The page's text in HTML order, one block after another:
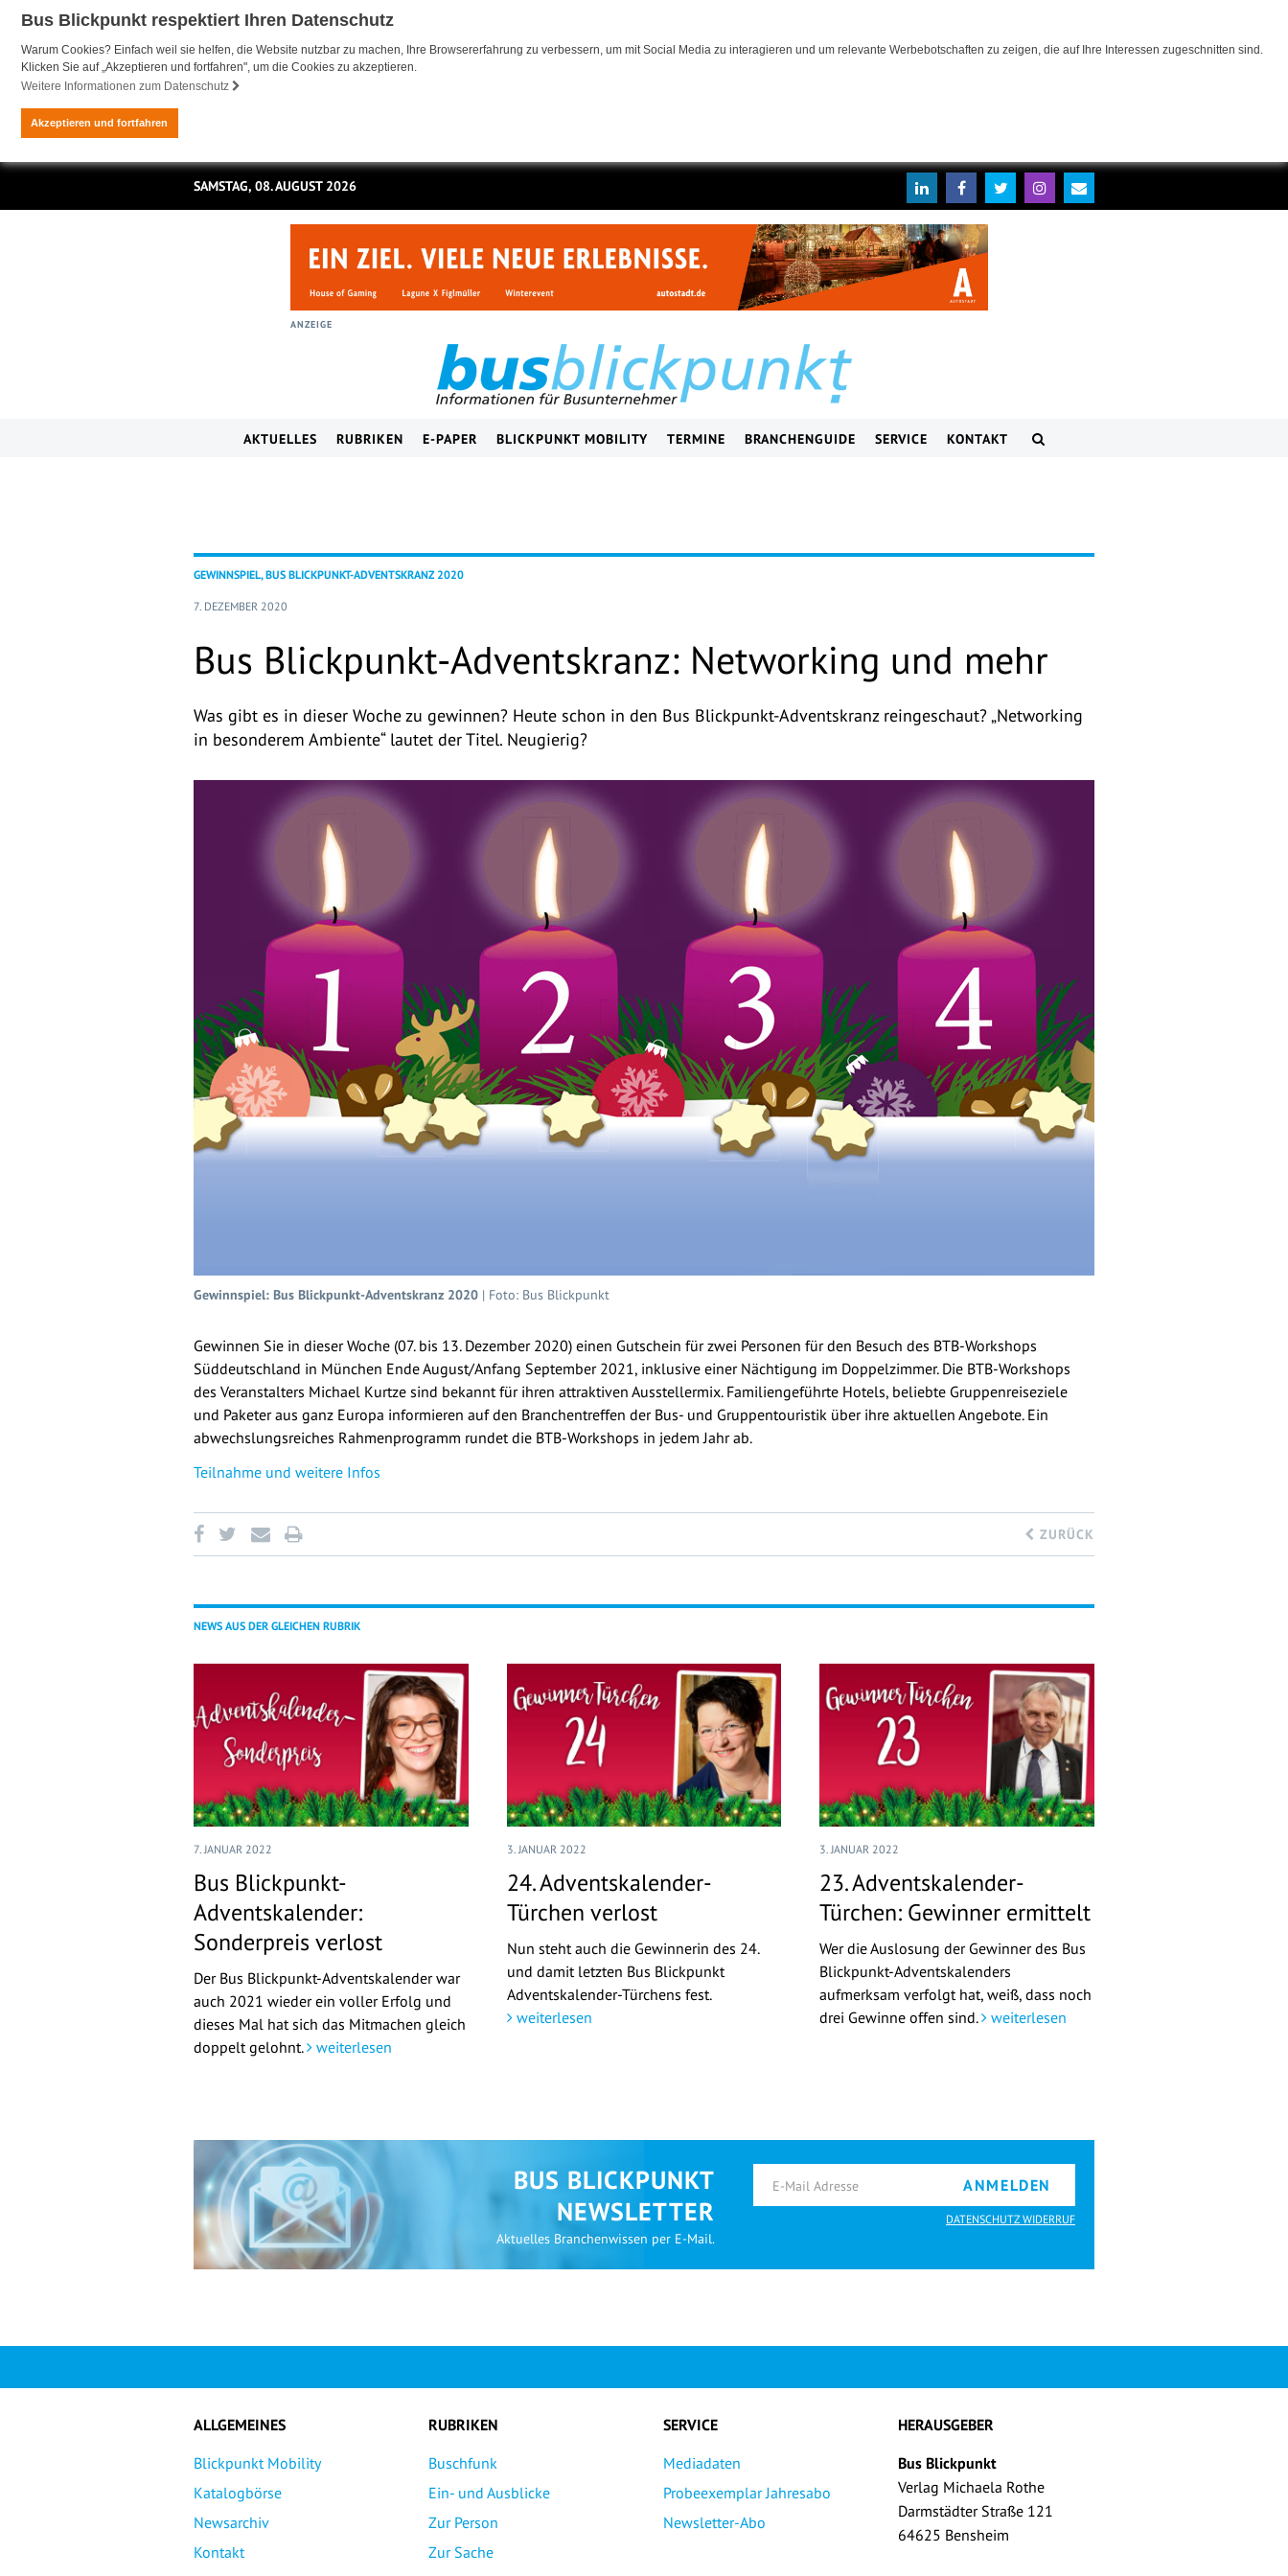
Bus Blickpunkt respektiert Ihren Datenschutz
Warum Cookies? Einfach weil sie helfen, die Website nutzbar zu machen, Ihre Browsererfahrung zu verbessern, um mit Social Media zu interagieren und um relevante Werbebotschaften zu zeigen, die auf Ihre Interessen zugeschnitten sind.
Klicken Sie auf „Akzeptieren und fortfahren", um die Cookies zu akzeptieren.
Weitere Informationen zum Datenschutz
Akzeptieren und fortfahren
SAMSTAG, 08. AUGUST 2026
ANZEIGE
AKTUELLES RUBRIKEN E-PAPER BLICKPUNKT MOBILITY TERMINE BRANCHENGUIDE SERVICE KONTAKT
GEWINNSPIEL, BUS BLICKPUNKT-ADVENTSKRANZ 2020
7. DEZEMBER 2020
Bus Blickpunkt-Adventskranz: Networking und mehr
Was gibt es in dieser Woche zu gewinnen? Heute schon in den Bus Blickpunkt-Adventskranz reingeschaut? „Networking
in besonderem Ambiente“ lautet der Titel. Neugierig?
Gewinnspiel: Bus Blickpunkt-Adventskranz 2020 | Foto: Bus Blickpunkt
Gewinnen Sie in dieser Woche (07. bis 13. Dezember 2020) einen Gutschein für zwei Personen für den Besuch des BTB-Workshops
Süddeutschland in München Ende August/Anfang September 2021, inklusive einer Nächtigung im Doppelzimmer. Die BTB-Workshops
des Veranstalters Michael Kurtze sind bekannt für ihren attraktiven Ausstellermix. Familiengeführte Hotels, beliebte Gruppenreiseziele
und Paketer aus ganz Europa informieren auf den Branchentreffen der Bus- und Gruppentouristik über ihre aktuellen Angebote. Ein
abwechslungsreiches Rahmenprogramm rundet die BTB-Workshops in jedem Jahr ab.
Teilnahme und weitere Infos
ZURÜCK
NEWS AUS DER GLEICHEN RUBRIK
7. JANUAR 2022
Bus Blickpunkt-
Adventskalender:
Sonderpreis verlost
Der Bus Blickpunkt-Adventskalender war
auch 2021 wieder ein voller Erfolg und
dieses Mal hat sich das Mitmachen gleich
doppelt gelohnt.
weiterlesen
3. JANUAR 2022
24. Adventskalender-
Türchen verlost
Nun steht auch die Gewinnerin des 24.
und damit letzten Bus Blickpunkt
Adventskalender-Türchens fest.
weiterlesen
3. JANUAR 2022
23. Adventskalender-
Türchen: Gewinner ermittelt
Wer die Auslosung der Gewinner des Bus
Blickpunkt-Adventskalenders
aufmerksam verfolgt hat, weiß, dass noch
drei Gewinne offen sind. weiterlesen
BUS BLICKPUNKT
NEWSLETTER
Aktuelles Branchenwissen per E-Mail.
ANMELDEN
DATENSCHUTZ WIDERRUF
ALLGEMEINES
Blickpunkt Mobility
Katalogbörse
Newsarchiv
Kontakt
RUBRIKEN
Buschfunk
Ein- und Ausblicke
Zur Person
Zur Sache
SERVICE
Mediadaten
Probeexemplar Jahresabo
Newsletter-Abo
HERAUSGEBER
Bus Blickpunkt
Verlag Michaela Rothe
Darmstädter Straße 121
64625 Bensheim